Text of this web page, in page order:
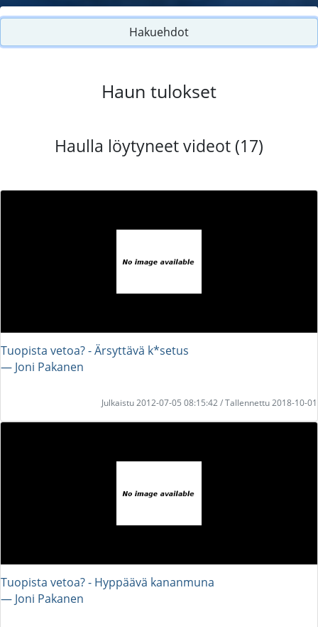
Hakuehdot
Haun tulokset
Haulla löytyneet videot (17)
Tuopista vetoa? - Ärsyttävä k*setus
― Joni Pakanen
Julkaistu 2012-07-05 08:15:42 / Tallennettu 2018-10-01
Tuopista vetoa? - Hyppäävä kananmuna
― Joni Pakanen